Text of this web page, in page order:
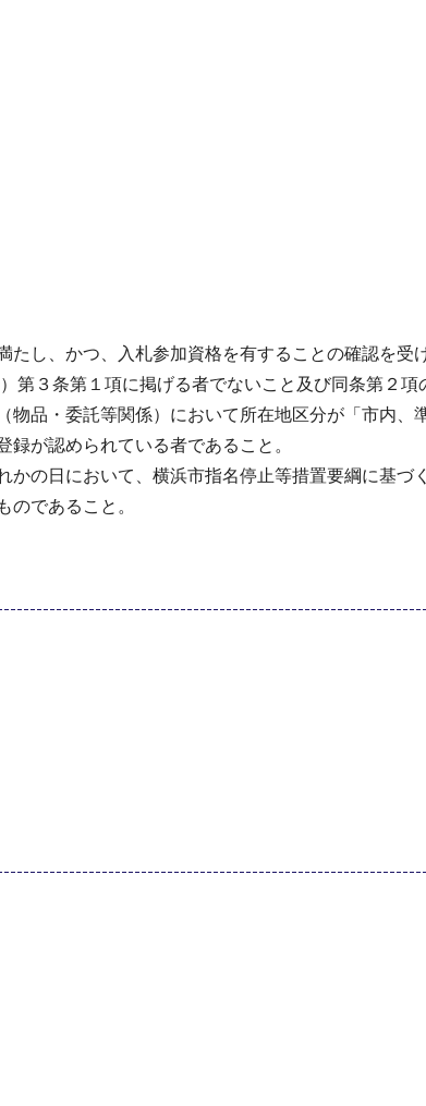
し、かつ、入札参加資格を有することの確認を受
第３条第１項に掲げる者でないこと及び同条第２
物品・委託等関係）において所在地区分が「市内
が認められている者であること。
かの日において、横浜市指名停止等措置要綱に基づ
のであること。